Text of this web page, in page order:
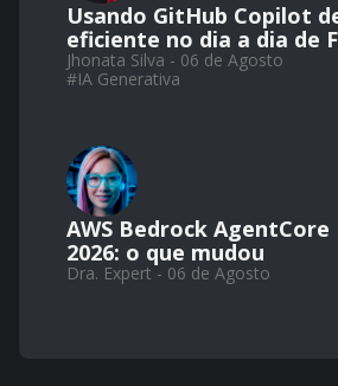
Usando GitHub Copilot
eficiente no dia a dia de
Jhonata Silva - 06 de Agosto
#IA Generativa
AWS Bedrock
2026: o que mudou
Dra. Expert - 06 de Agosto